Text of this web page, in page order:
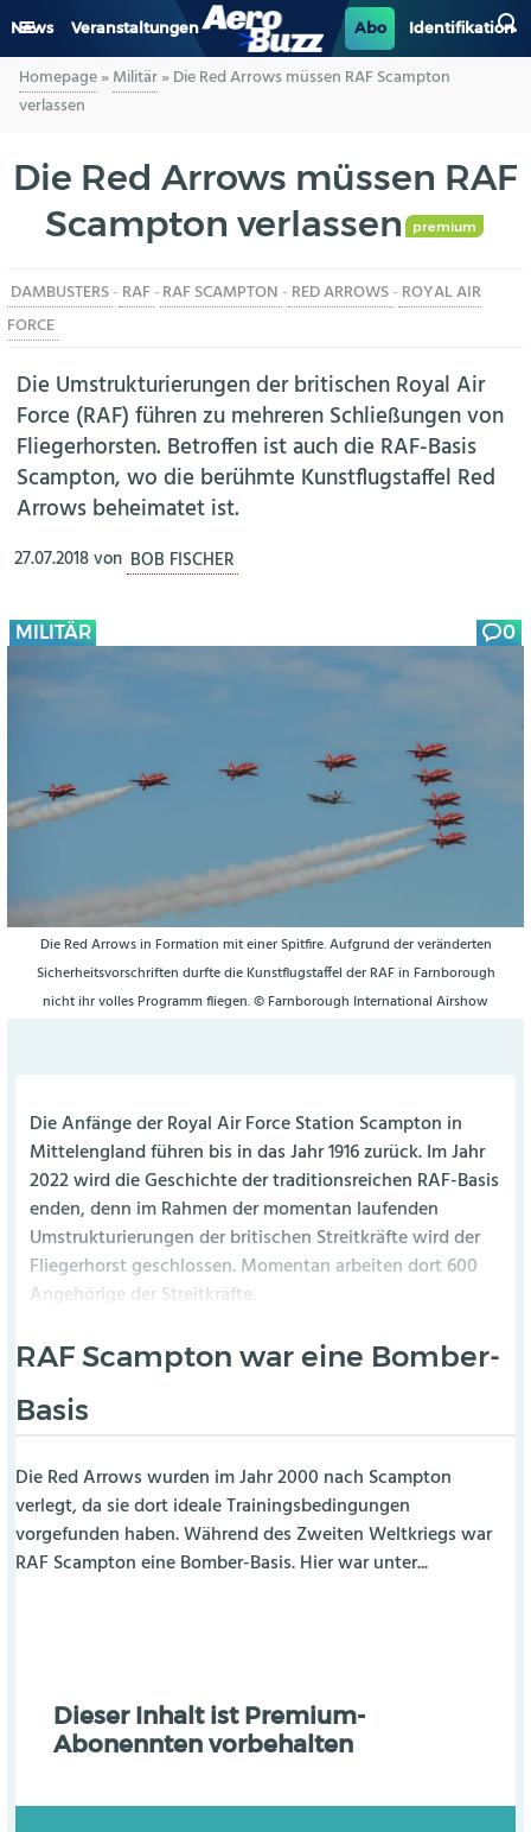
News Veranstaltungen Abo Identifikation
GENERAL AVIATION
LUFTVERKEHR
INDUSTRIE
HELIKOPTER
BERUFE
Homepage»Militär»Die Red Arrows müssen RAF Scampton
verlassen
Die Red Arrows müssen RAF
Scampton verlassen
premium
DAMBUSTERS- RAF-RAF SCAMPTON - RED ARROWS- ROYAL AIR
FORCE
Die Umstrukturierungen der britischen Royal Air
Force (RAF) führen zu mehreren Schließungen von
Fliegerhorsten. Betroffen ist auch die RAF-Basis
Scampton, wo die berühmte Kunstflugstaffel Red
Arrows beheimatet ist.
27.07.2018von BOB FISCHER
MILITÄR 0
Die Red Arrows in Formation mit einer Spitfire. Aufgrund der veränderten
Sicherheitsvorschriften durfte die Kunstflugstaffel der RAF in Farnborough
nicht ihr volles Programm fliegen. © Farnborough International Airshow
Die Anfänge der Royal Air Force Station Scampton in
Mittelengland führen bis in das Jahr 1916 zurück. Im Jahr
2022 wird die Geschichte der traditionsreichen RAF-Basis
enden, denn im Rahmen der momentan laufenden
Umstrukturierungen der britischen Streitkräfte wird der
Fliegerhorst geschlossen. Momentan arbeiten dort 600
Angehörige der Streitkräfte.
RAF Scampton war eine Bomber-
Basis
Die Red Arrows wurden im Jahr 2000 nach Scampton
verlegt, da sie dort ideale Trainingsbedingungen
vorgefunden haben. Während des Zweiten Weltkriegs war
RAF Scampton eine Bomber-Basis. Hier war unter...
Dieser Inhalt ist Premium-
Abonennten vorbehalten